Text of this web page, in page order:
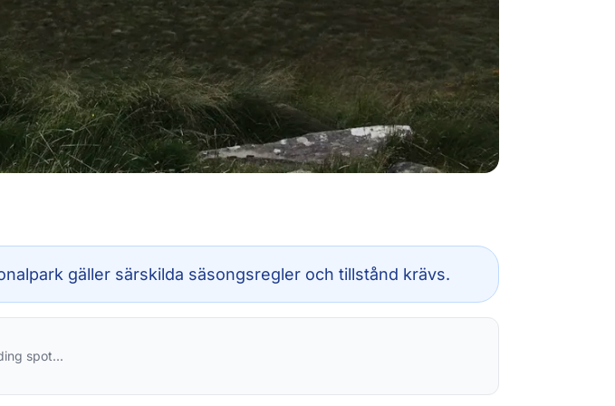
gäller särskilda säsongsregler och tillstånd krävs.
spot...